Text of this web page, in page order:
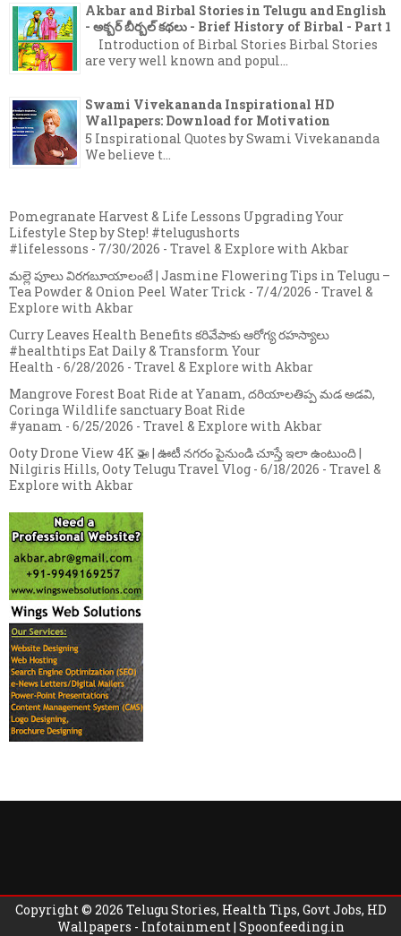
Akbar and Birbal Stories in Telugu and English
- అక్బర్ బీర్బల్ కథలు - Brief History of Birbal - Part 1
Introduction of Birbal Stories Birbal Stories
are very well known and popul...
Swami Vivekananda Inspirational HD
Wallpapers: Download for Motivation
5 Inspirational Quotes by Swami Vivekananda
We believe t...
Pomegranate Harvest & Life Lessons Upgrading Your
Lifestyle Step by Step! #telugushorts
#lifelessons - 7/30/2026 - Travel & Explore with Akbar
మల్లె పూలు విరగబూయాలంటే | Jasmine Flowering Tips in Telugu –
Tea Powder & Onion Peel Water Trick - 7/4/2026 - Travel &
Explore with Akbar
Curry Leaves Health Benefits కరివేపాకు ఆరోగ్య రహస్యాలు
#healthtips Eat Daily & Transform Your
Health - 6/28/2026 - Travel & Explore with Akbar
Mangrove Forest Boat Ride at Yanam, దరియాలతిప్ప మడ అడవి,
Coringa Wildlife sanctuary Boat Ride
#yanam - 6/25/2026 - Travel & Explore with Akbar
Ooty Drone View 4K 🚁 | ఊటీ నగరం పైనుండి చూస్తే ఇలా ఉంటుంది |
Nilgiris Hills, Ooty Telugu Travel Vlog - 6/18/2026 - Travel &
Explore with Akbar
Copyright © 2026 Telugu Stories, Health Tips, Govt Jobs, HD
Wallpapers - Infotainment | Spoonfeeding.in